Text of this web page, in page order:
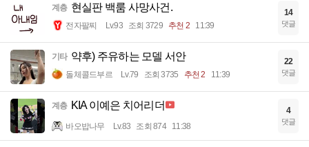
계층 현실판 백룸 사망사건.
전자팔찌 Lv.93 조회 3729 추천 2 11:39
14
댓글
기타 약후) 주유하는 모델 서안
돌체콜드부르 Lv.79 조회 3735 추천 2 11:39
22
댓글
계층 KIA 이예은 치어리더
바오밥나무 Lv.83 조회 874 11:38
4
댓글